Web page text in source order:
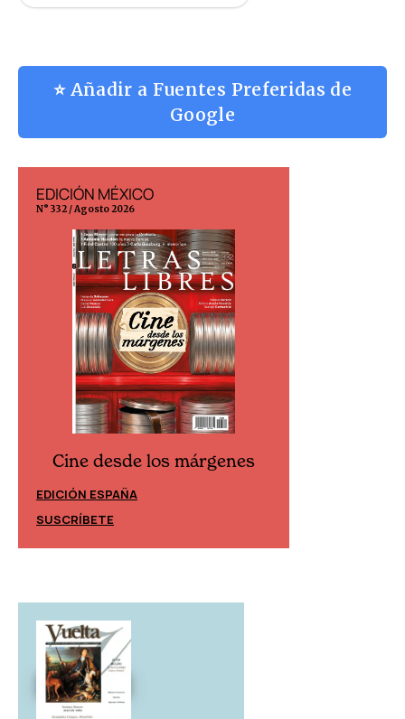
⭐ Añadir a Fuentes Preferidas de
Google
EDICIÓN MÉXICO
N° 332 / Agosto 2026
Cine desde los márgenes
EDICIÓN ESPAÑA
SUSCRÍBETE